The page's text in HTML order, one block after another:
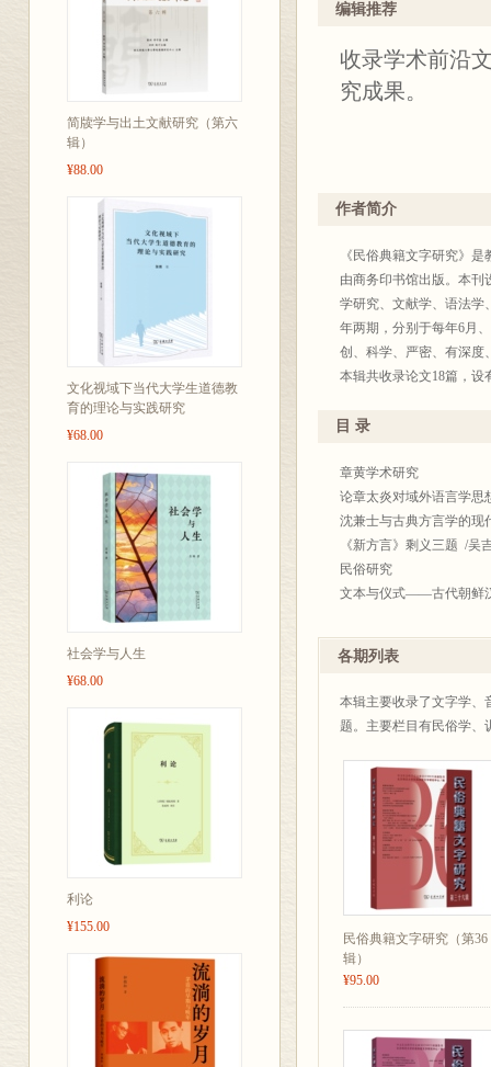
简牍学与出土文献研究（第六
辑）
¥88.00
文化视域下当代大学生道德教
育的理论与实践研究
¥68.00
社会学与人生
¥68.00
利论
¥155.00
编辑推荐
收录学术前沿
究成果。
作者简介
《民俗典籍文字研究》
由商务印书馆出版。本刊
学研究、文献学、语法学
年两期，分别于每年6月
创、科学、严密、有深度
本辑共收录论文18篇，设
目 录
章黄学术研究
论章太炎对域外语言学
沈兼士与古典方言学的现
《新方言》剩义三题 /吴
民俗研究
文本与仪式——古代朝鲜
宋儒对择葬之礼的重建及
训诂词汇研究
楚简《周易•豫》卦六五
从核义素视角看反义、
《庄子•大宗师》彼方且
文字研究
大型字书《火部》疑难
假借观分类述评 /程婕 张
从异体到通假：扑与樸
文献研究
章太炎《小学答问》稿
晚明山人寇学海生平及
音韵研究
作为便民字典的韵书——
英文提要
各期列表
本辑主要收录了文字学、
题。主要栏目有民俗学、
民俗典籍文字研究（第36
辑）
¥95.00